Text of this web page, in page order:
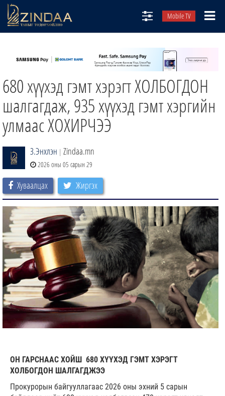
Mobile TV
ТВ8
ӨГЛӨӨНИЙ СОНИН
АУДИО ЗОХИОЛ
ЗИНДАА СЭТГҮҮЛ
680 хүүхэд гэмт хэрэгт ХОЛБОГДОН
шалгагдаж, 935 хүүхэд гэмт хэргийн
улмаас ХОХИРЧЭЭ
З.Энхлэн | Zindaa.mn
2026 оны 05 сарын 29
Хуваалцах Жиргэх
ОН ГАРСНААС ХОЙШ 680 ХҮҮХЭД ГЭМТ ХЭРЭГТ
ХОЛБОГДОН ШАЛГАГДЖЭЭ
Прокурорын байгууллагаас 2026 оны эхний 5 сарын